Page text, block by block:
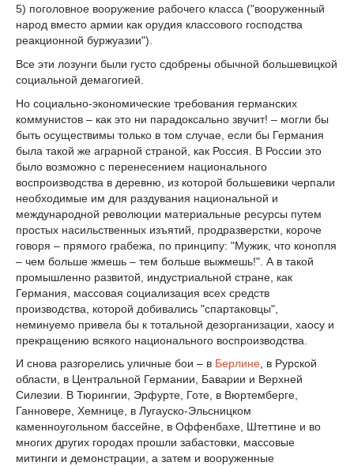
5) поголовное вооружение рабочего класса ("вооруженный
народ вместо армии как орудия классового господства
реакционной буржуазии").
Все эти лозунги были густо сдобрены обычной большевицкой
социальной демагогией.
Но социально-экономические требования германских
коммунистов – как это ни парадоксально звучит! – могли бы
быть осуществимы только в том случае, если бы Германия
была такой же аграрной страной, как Россия. В России это
было возможно с перенесением национального
воспроизводства в деревню, из которой большевики черпали
необходимые им для раздувания национальной и
международной революции материальные ресурсы путем
простых насильственных изъятий, продразверстки, короче
говоря – прямого грабежа, по принципу: "Мужик, что конопля
– чем больше жмешь – тем больше выжмешь!". А в такой
промышленно развитой, индустриальной стране, как
Германия, массовая социализация всех средств
производства, которой добивались "спартаковцы",
неминуемо привела бы к тотальной дезорганизации, хаосу и
прекращению всякого национального воспроизводства.
И снова разгорелись уличные бои – в Берлине, в Рурской
области, в Центральной Германии, Баварии и Верхней
Силезии. В Тюрингии, Эрфурте, Готе, в Вюртемберге,
Ганновере, Хемнице, в Лугауско-Эльсницком
каменноугольном бассейне, в Оффенбахе, Штеттине и во
многих других городах прошли забастовки, массовые
митинги и демонстрации, а затем и вооруженные